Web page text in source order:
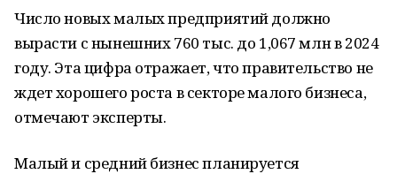
Число новых малых предприятий должно
вырасти с нынешних 760 тыс. до 1,067 млн в 2024
году. Эта цифра отражает, что правительство не
ждет хорошего роста в секторе малого бизнеса,
отмечают эксперты.
Малый и средний бизнес планируется